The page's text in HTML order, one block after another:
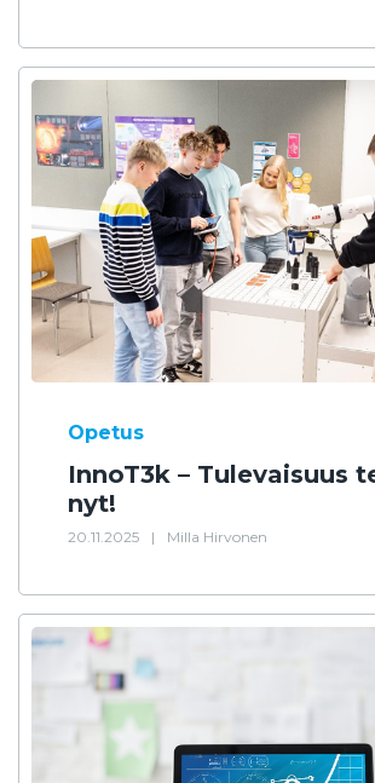
Opetus
InnoT3k – Tulevaisuus
nyt!
20.11.2025 | Milla Hirvonen